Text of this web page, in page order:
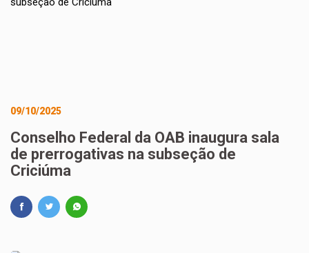
09/10/2025
Conselho Federal da OAB inaugura sala
de prerrogativas na subseção de
Criciúma